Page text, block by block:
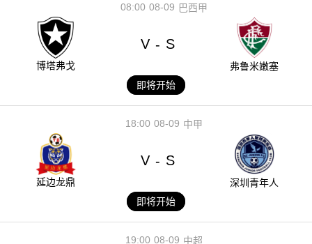
08-09
08:00 巴西甲
博塔弗戈
V - S
弗鲁米嫩塞
即将开始
08-09
18:00 中甲
延边龙鼎
V - S
深圳青年人
即将开始
08-09
19:00 中超